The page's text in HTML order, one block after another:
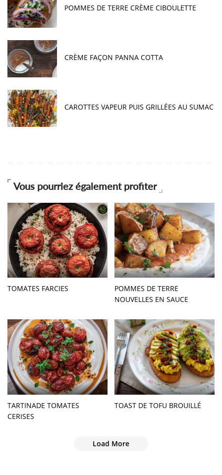
POMMES DE TERRE CRÈME CIBOULETTE
CRÈME FAÇON PANNA COTTA
CAROTTES VAPEUR PUIS GRILLÉES AU SUMAC
Vous pourriez également profiter
TOMATES FARCIES
POMMES DE TERRE
NOUVELLES EN SAUCE
TARTINADE TOMATES
CERISES
TOAST DE TOFU BROUILLÉ
Load More